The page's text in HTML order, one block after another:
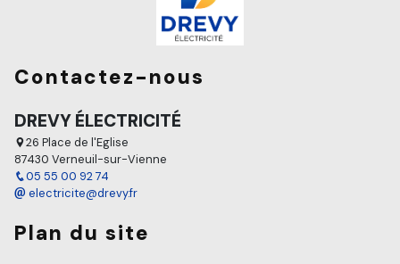
Contactez-nous
DREVY ÉLECTRICITÉ
26 Place de l'Eglise
87430 Verneuil-sur-Vienne
05 55 00 92 74
electricite@drevy.fr
Plan du site